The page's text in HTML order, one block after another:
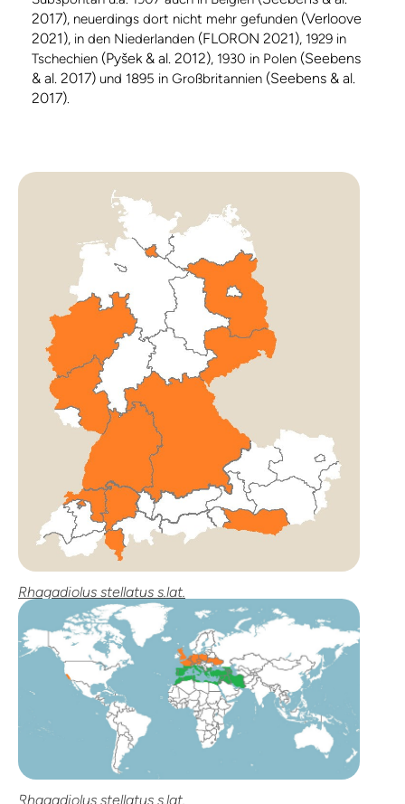
2017), neuerdings dort nicht mehr gefunden (Verloove
2021), in den Niederlanden (FLORON 2021), 1929 in
Tschechien (Pyšek & al. 2012), 1930 in Polen (Seebens
& al. 2017) und 1895 in Großbritannien (Seebens & al.
2017).
Rhagadiolus stellatus s.lat.
Rhagadiolus stellatus s.lat.